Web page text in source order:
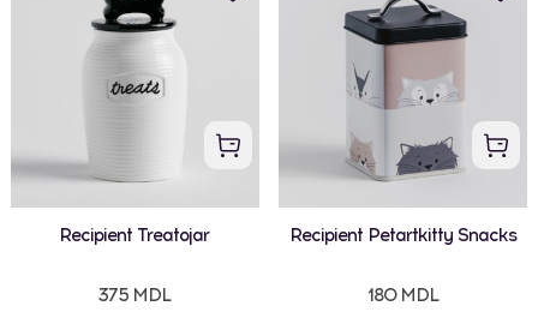
Recipient Treatojar
375 MDL
Recipient Petartkitty Snacks
180 MDL